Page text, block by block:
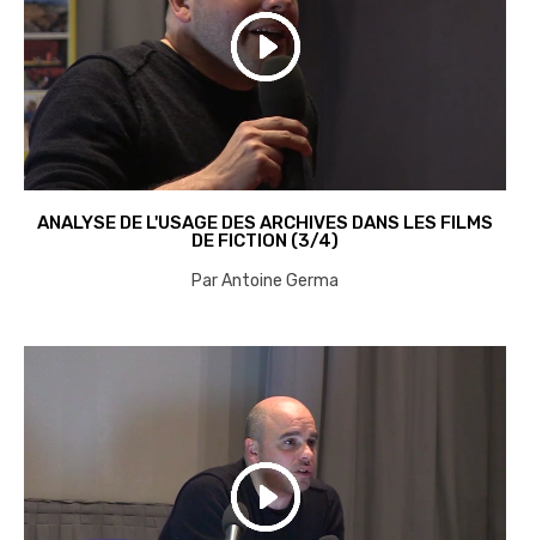
ANALYSE DE L'USAGE DES ARCHIVES DANS LES FILMS
DE FICTION (3/4)
Par Antoine Germa